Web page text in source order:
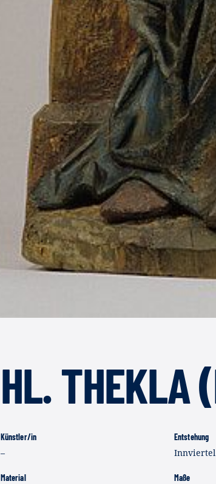
HL. THEKLA
Künstler/in
–
Entstehung
Innviertel
Material Maße